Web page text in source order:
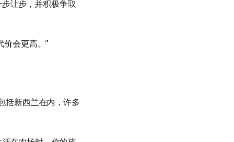
让步，并积极争取
价会更高。”
括新西兰在内，许多